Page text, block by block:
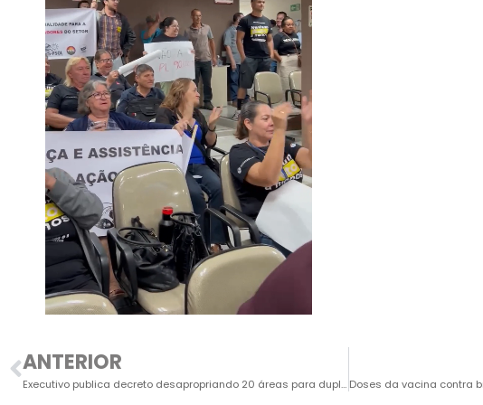
ANTERIOR
Executivo publica decreto desapropriando 20 áreas para duplicar Estrada do Lajeado